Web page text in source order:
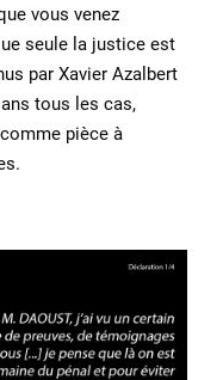
vous venez
seule la justice est
par Xavier Azalbert
tous les cas,
pièce à